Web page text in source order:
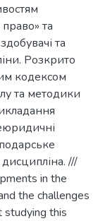
та
та
Розкрито
кодексом
та методики
///
in the
the challenges
studying this